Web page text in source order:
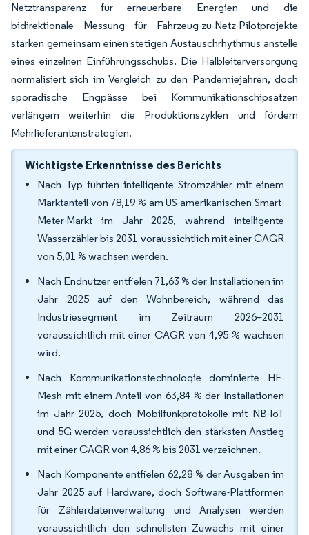
Netztransparenz für erneuerbare Energien und die
bidirektionale Messung für Fahrzeug-zu-Netz-Pilotprojekte
stärken gemeinsam einen stetigen Austauschrhythmus anstelle
eines einzelnen Einführungsschubs. Die Halbleiterversorgung
normalisiert sich im Vergleich zu den Pandemiejahren, doch
sporadische Engpässe bei Kommunikationschipsätzen
verlängern weiterhin die Produktionszyklen und fördern
Mehrlieferantenstrategien.
Wichtigste Erkenntnisse des Berichts
Nach Typ führten intelligente Stromzähler mit einem
Marktanteil von 78,19 % am US-amerikanischen Smart-
Meter-Markt im Jahr 2025, während intelligente
Wasserzähler bis 2031 voraussichtlich mit einer CAGR
von 5,01 % wachsen werden.
Nach Endnutzer entfielen 71,63 % der Installationen im
Jahr 2025 auf den Wohnbereich, während das
Industriesegment im Zeitraum 2026–2031
voraussichtlich mit einer CAGR von 4,95 % wachsen
wird.
Nach Kommunikationstechnologie dominierte HF-
Mesh mit einem Anteil von 63,84 % der Installationen
im Jahr 2025, doch Mobilfunkprotokolle mit NB-IoT
und 5G werden voraussichtlich den stärksten Anstieg
mit einer CAGR von 4,86 % bis 2031 verzeichnen.
Nach Komponente entfielen 62,28 % der Ausgaben im
Jahr 2025 auf Hardware, doch Software-Plattformen
für Zählerdatenverwaltung und Analysen werden
voraussichtlich den schnellsten Zuwachs mit einer